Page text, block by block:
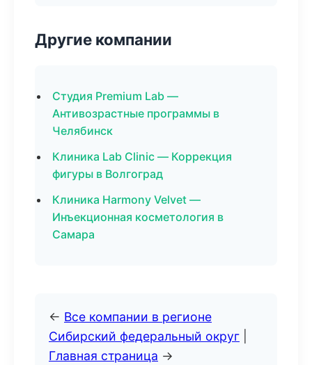
Другие компании
Студия Premium Lab —
Антивозрастные программы в
Челябинск
Клиника Lab Clinic — Коррекция
фигуры в Волгоград
Клиника Harmony Velvet —
Инъекционная косметология в
Самара
← Все компании в регионе
Сибирский федеральный округ
Главная страница →